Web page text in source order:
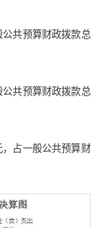
共预算财政拨款总
共预算财政拨款总
占一般公共预算财